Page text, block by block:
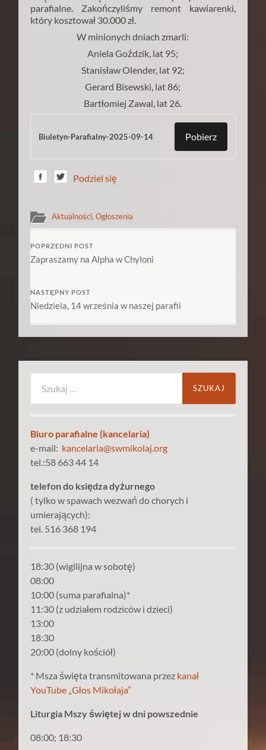
parafialne. Zakończyliśmy remont kawiarenki,
który kosztował 30.000 zł.
W minionych dniach zmarli:
Aniela Goździk, lat 95;
Stanisław Olender, lat 92;
Gerard Bisewski, lat 86;
Bartłomiej Zawal, lat 26.
Biuletyn-Parafialny-2025-09-14 Pobierz
Podziel się
Aktualności,Ogłoszenia
POPRZEDNI POST
Zapraszamy na Alpha w Chyloni
NASTĘPNY POST
Niedziela, 14 września w naszej parafii
Biuro parafialne (kancelaria)
e-mail: kancelaria@swmikolaj.org
tel.:58 663 44 14
telefon do księdza dyżurnego
( tylko w spawach wezwań do chorych i
umierających):
tel. 516 368 194
18:30 (wigilijna w sobotę)
08:00
10:00 (suma parafialna)*
11:30 (z udziałem rodziców i dzieci)
13:00
18:30
20:00 (dolny kościół)
* Msza święta transmitowana przez kanał
YouTube „Głos Mikołaja”
Liturgia Mszy świętej w dni powszednie
08:00; 18:30